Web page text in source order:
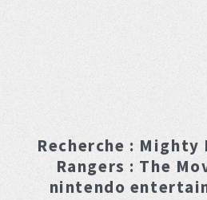
Recherche : Mighty
Rangers : The
nintendo